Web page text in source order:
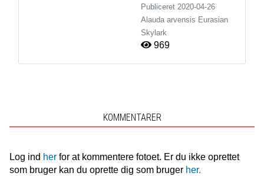
Publiceret 2020-04-26
Alauda arvensis Eurasian
Skylark
969
KOMMENTARER
Log ind herfor at kommentere fotoet. Er du ikke oprettet
som bruger kan du oprette dig som bruger her.